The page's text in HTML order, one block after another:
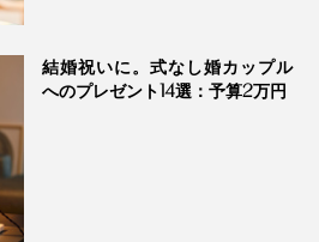
結婚祝いに。式なし婚カップル
へのプレゼント14選：予算2万円